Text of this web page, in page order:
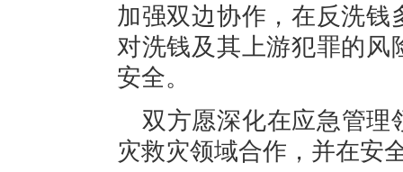
加强双边协作，在反洗钱
对洗钱及其上游犯罪的风
安全。
双方愿深化在应急管理
灾救灾领域合作，并在安